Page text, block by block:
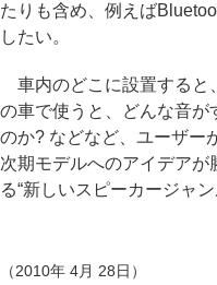
たりも含め、例えば
したい。
車内のどこに設置すると
の車で使うと、どんな音が
のか? などなど、ユーザー
次期モデルへのアイデア
る“新しいスピーカージャ
（2010年 4月 28日）